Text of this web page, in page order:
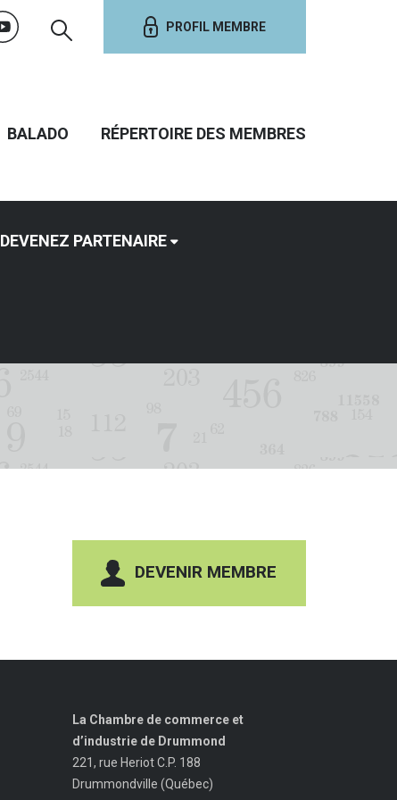
PROFIL MEMBRE
BALADO RÉPERTOIRE DES MEMBRES
DEVENEZ PARTENAIRE
DEVENIR MEMBRE
La Chambre de commerce et
d’industrie de Drummond
221, rue Heriot C.P. 188
Drummondville (Québec)